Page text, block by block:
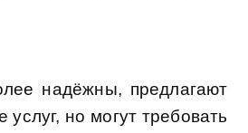
надёжны, предлагают
услуг, но могут требовать